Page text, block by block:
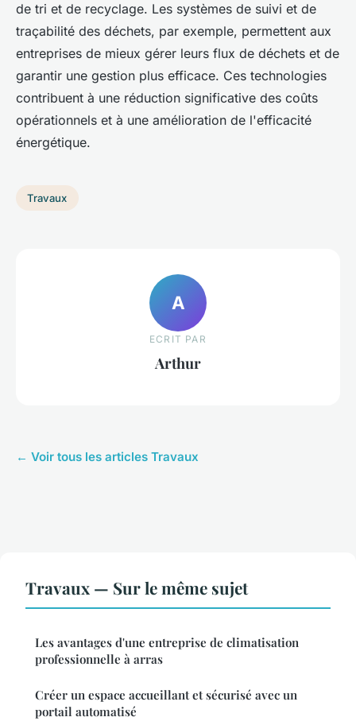
de tri et de recyclage. Les systèmes de suivi et de
traçabilité des déchets, par exemple, permettent aux
entreprises de mieux gérer leurs flux de déchets et de
garantir une gestion plus efficace. Ces technologies
contribuent à une réduction significative des coûts
opérationnels et à une amélioration de l'efficacité
énergétique.
Travaux
A
ECRIT PAR
Arthur
← Voir tous les articles Travaux
Travaux — Sur le même sujet
Les avantages d'une entreprise de climatisation
professionnelle à arras
Créer un espace accueillant et sécurisé avec un
portail automatisé